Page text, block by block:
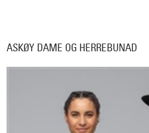
ASKØY DAME OG HERREBUNAD